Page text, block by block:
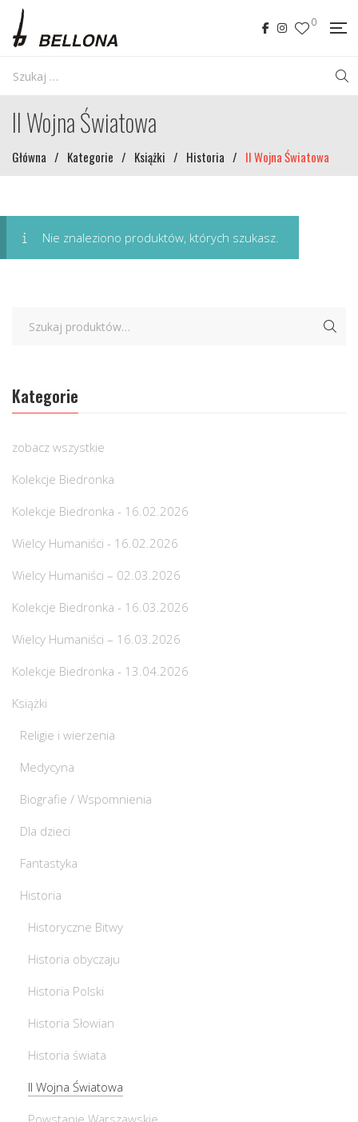
0
II Wojna Światowa
Główna / Kategorie / Książki / Historia / II Wojna Światowa
Nie znaleziono produktów, których szukasz.
Kategorie
zobacz wszystkie
Kolekcje Biedronka
Kolekcje Biedronka - 16.02.2026
Wielcy Humaniści - 16.02.2026
Wielcy Humaniści – 02.03.2026
Kolekcje Biedronka - 16.03.2026
Wielcy Humaniści – 16.03.2026
Kolekcje Biedronka - 13.04.2026
Książki
Religie i wierzenia
Medycyna
Biografie / Wspomnienia
Dla dzieci
Fantastyka
Historia
Historyczne Bitwy
Historia obyczaju
Historia Polski
Historia Słowian
Historia świata
II Wojna Światowa
Powstanie Warszawskie